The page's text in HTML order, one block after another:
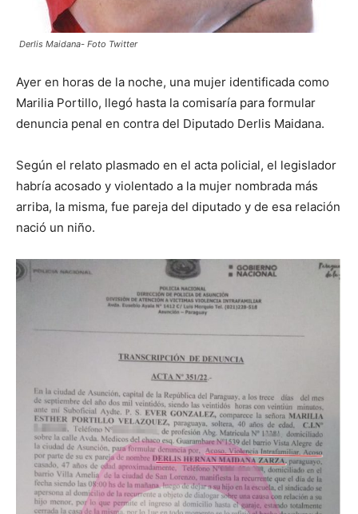
Derlis Maidana- Foto Twitter
Ayer en horas de la noche, una mujer identificada como
Marilia Portillo, llegó hasta la comisaría para formular
denuncia penal en contra del Diputado Derlis Maidana.
Según el relato plasmado en el acta policial, el legislador
habría acosado y violentado a la mujer nombrada más
arriba, la misma, fue pareja del diputado y de esa relación
nació un niño.